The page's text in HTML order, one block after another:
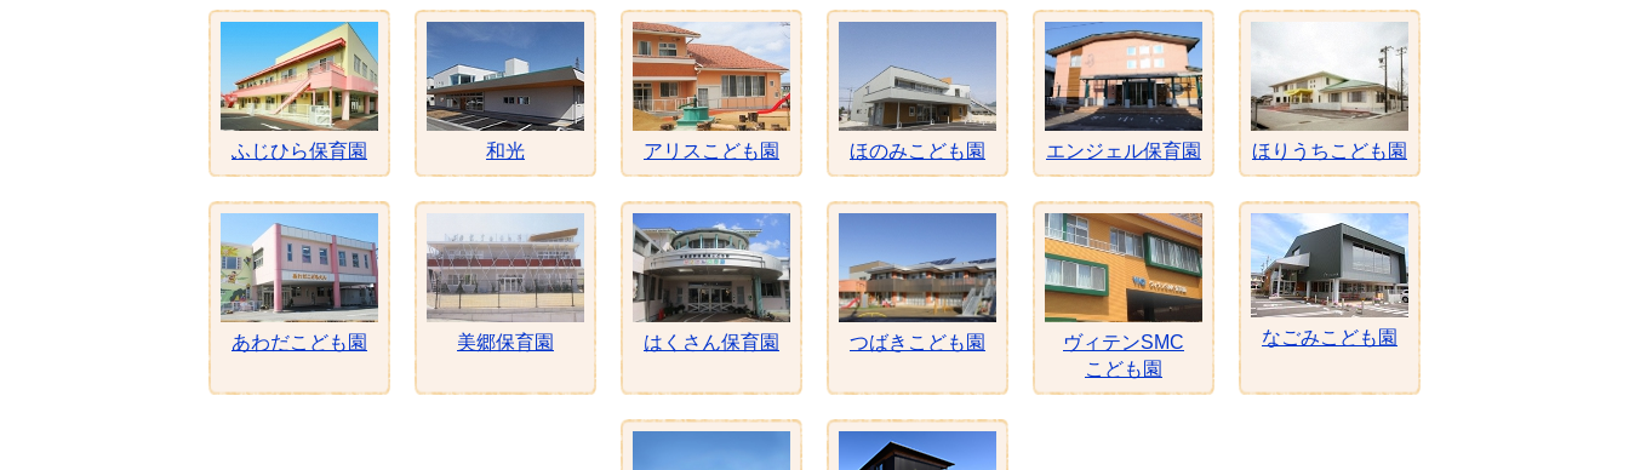
ふじひら保育園 和光 アリスこども園 ほのみこども園 エンジェル保育園 ほりうちこども園
あわだこども園 美郷保育園 はくさん保育園 つばきこども園
ヴィテンSMC
こども園
なごみこども園